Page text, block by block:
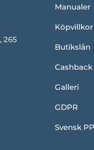
265
Manualer
Köpvillkor
Butikslån
Cashback
Galleri
GDPR
Svensk